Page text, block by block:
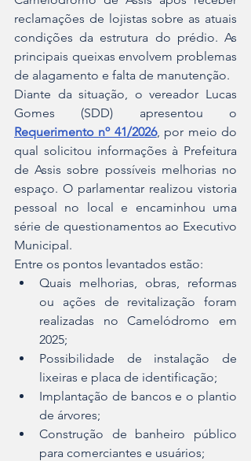
reclamações de lojistas sobre as atuais
condições da estrutura do prédio. As
principais queixas envolvem problemas
de alagamento e falta de manutenção.
Diante da situação, o vereador Lucas
Requerimento nº 41/2026, por meio do
qual solicitou informações à Prefeitura
de Assis sobre possíveis melhorias no
espaço. O parlamentar realizou vistoria
pessoal no local e encaminhou uma
série de questionamentos ao Executivo
Municipal.
Entre os pontos levantados estão:
Quais melhorias, obras, reformas
ou ações de revitalização foram
realizadas no Camelódromo em
2025;
Possibilidade de instalação de
lixeiras e placa de identificação;
Implantação de bancos e o plantio
de árvores;
Construção de banheiro público
para comerciantes e usuários;